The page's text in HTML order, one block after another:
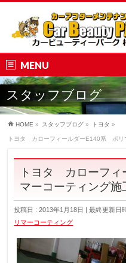
MENU
スタッフブログ
HOME » スタッフブログ » トヨタ »
トヨタ カローフィールダーE140系 ポリ
トヨタ カローフ
マーコーティング施
投稿日 : 2013年1月18日 最終更新日
リマーコーティング